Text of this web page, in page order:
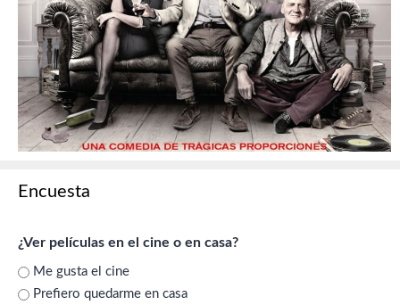
Encuesta
¿Ver películas en el cine o en casa?
Me gusta el cine
Prefiero quedarme en casa